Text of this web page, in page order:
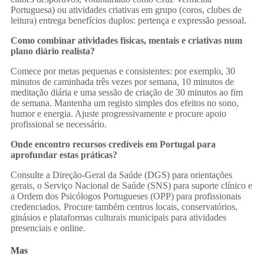
Portuguesa) ou atividades criativas em grupo (coros, clubes de
leitura) entrega benefícios duplos: pertença e expressão pessoal.
Como combinar atividades físicas, mentais e criativas num
plano diário realista?
Comece por metas pequenas e consistentes: por exemplo, 30
minutos de caminhada três vezes por semana, 10 minutos de
meditação diária e uma sessão de criação de 30 minutos ao fim
de semana. Mantenha um registo simples dos efeitos no sono,
humor e energia. Ajuste progressivamente e procure apoio
profissional se necessário.
Onde encontro recursos credíveis em Portugal para
aprofundar estas práticas?
Consulte a Direção‑Geral da Saúde (DGS) para orientações
gerais, o Serviço Nacional de Saúde (SNS) para suporte clínico e
a Ordem dos Psicólogos Portugueses (OPP) para profissionais
credenciados. Procure também centros locais, conservatórios,
ginásios e plataformas culturais municipais para atividades
presenciais e online.
Mas